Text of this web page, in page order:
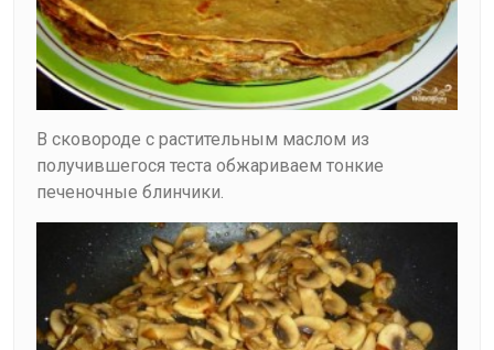
В сковороде с растительным маслом из
получившегося теста обжариваем тонкие
печеночные блинчики.